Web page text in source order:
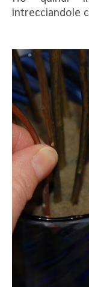
intrecciandole